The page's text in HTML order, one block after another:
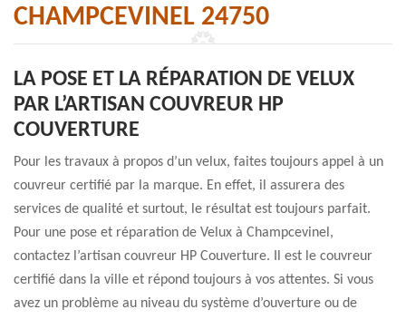
CHAMPCEVINEL 24750
LA POSE ET LA RÉPARATION DE VELUX
PAR L’ARTISAN COUVREUR HP
COUVERTURE
Pour les travaux à propos d’un velux, faites toujours appel à un
couvreur certifié par la marque. En effet, il assurera des
services de qualité et surtout, le résultat est toujours parfait.
Pour une pose et réparation de Velux à Champcevinel,
contactez l’artisan couvreur HP Couverture. Il est le couvreur
certifié dans la ville et répond toujours à vos attentes. Si vous
avez un problème au niveau du système d’ouverture ou de